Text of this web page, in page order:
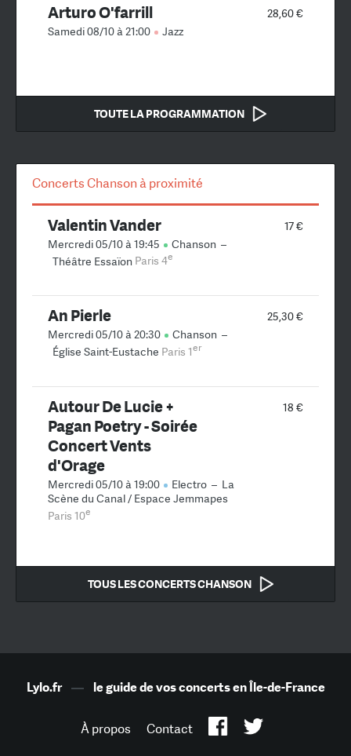
28,60 €
Arturo O'farrill
Samedi 08/10 à 21:00 Jazz
TOUTE LA PROGRAMMATION
Concerts Chanson à proximité
17 €
Valentin Vander
Mercredi 05/10 à 19:45 Chanson –
Théâtre Essaïon Paris 4e
25,30 €
An Pierle
Mercredi 05/10 à 20:30 Chanson –
Église Saint-Eustache Paris 1er
18 €
Autour De Lucie +
Pagan Poetry - Soirée
Concert Vents
d'Orage
Mercredi 05/10 à 19:00 Electro – La
Scène du Canal / Espace Jemmapes
Paris 10e
TOUS LES CONCERTS CHANSON
Lylo.fr— le guide de vos concerts en Île-de-France
À propos Contact